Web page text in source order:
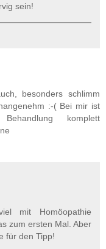
sein!
besonders schlimm
:-( Bei mir ist
komplett
mit Homöopathie
zum ersten Mal. Aber
für den Tipp!